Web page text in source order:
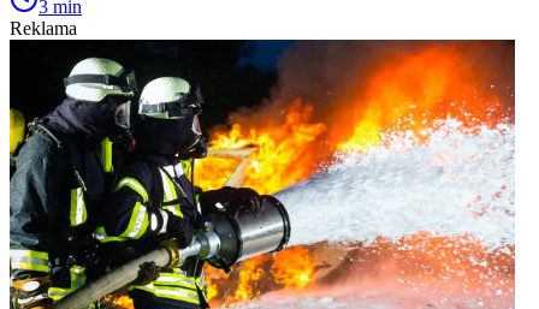
3 min
Reklama